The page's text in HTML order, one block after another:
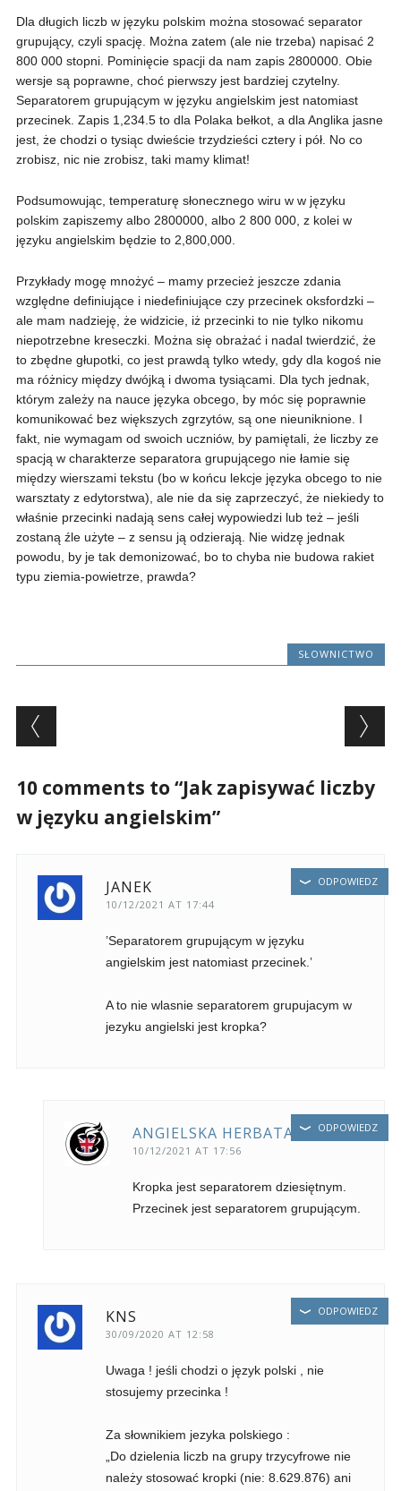
Dla długich liczb w języku polskim można stosować separator
grupujący, czyli spację. Można zatem (ale nie trzeba) napisać 2
800 000 stopni. Pominięcie spacji da nam zapis 2800000. Obie
wersje są poprawne, choć pierwszy jest bardziej czytelny.
Separatorem grupującym w języku angielskim jest natomiast
przecinek. Zapis 1,234.5 to dla Polaka bełkot, a dla Anglika jasne
jest, że chodzi o tysiąc dwieście trzydzieści cztery i pół. No co
zrobisz, nic nie zrobisz, taki mamy klimat!
Podsumowując, temperaturę słonecznego wiru w w języku
polskim zapiszemy albo 2800000, albo 2 800 000, z kolei w
języku angielskim będzie to 2,800,000.
Przykłady mogę mnożyć – mamy przecież jeszcze zdania
względne definiujące i niedefiniujące czy przecinek oksfordzki –
ale mam nadzieję, że widzicie, iż przecinki to nie tylko nikomu
niepotrzebne kreseczki. Można się obrażać i nadal twierdzić, że
to zbędne głupotki, co jest prawdą tylko wtedy, gdy dla kogoś nie
ma różnicy między dwójką i dwoma tysiącami. Dla tych jednak,
którym zależy na nauce języka obcego, by móc się poprawnie
komunikować bez większych zgrzytów, są one nieuniknione. I
fakt, nie wymagam od swoich uczniów, by pamiętali, że liczby ze
spacją w charakterze separatora grupującego nie łamie się
między wierszami tekstu (bo w końcu lekcje języka obcego to nie
warsztaty z edytorstwa), ale nie da się zaprzeczyć, że niekiedy to
właśnie przecinki nadają sens całej wypowiedzi lub też – jeśli
zostaną źle użyte – z sensu ją odzierają. Nie widzę jednak
powodu, by je tak demonizować, bo to chyba nie budowa rakiet
typu ziemia-powietrze, prawda?
SŁOWNICTWO
Post navigation
10 comments to “Jak zapisywać liczby
w języku angielskim”
JANEK
10/12/2021 AT 17:44
’Separatorem grupującym w języku
angielskim jest natomiast przecinek.’
A to nie wlasnie separatorem grupujacym w
jezyku angielski jest kropka?
ODPOWIEDZ
ANGIELSKA HERBATA
10/12/2021 AT 17:56
Kropka jest separatorem dziesiętnym.
Przecinek jest separatorem grupującym.
ODPOWIEDZ
KNS
30/09/2020 AT 12:58
Uwaga ! jeśli chodzi o język polski , nie
stosujemy przecinka !
Za słownikiem jezyka polskiego :
„Do dzielenia liczb na grupy trzycyfrowe nie
należy stosować kropki (nie: 8.629.876) ani
ODPOWIEDZ